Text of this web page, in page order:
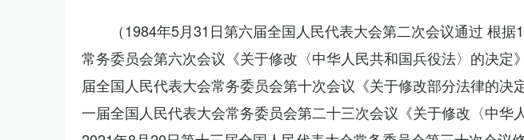
（1984年5月31日第六届全国人民代表大会第二次会议通过 根
常务委员会第六次会议《关于修改〈中华人民共和国兵役法〉的决定
届全国人民代表大会常务委员会第十次会议《关于修改部分法律的
一届全国人民代表大会常务委员会第二十三次会议《关于修改〈中华